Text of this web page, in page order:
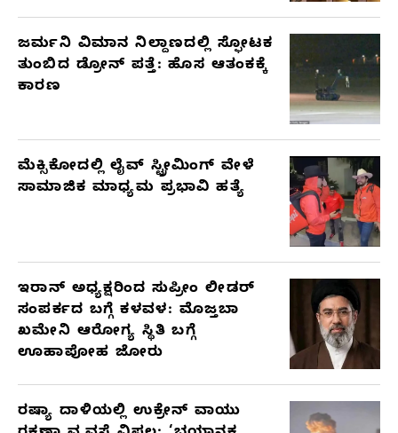
ಜರ್ಮನಿ ವಿಮಾನ ನಿಲ್ದಾಣದಲ್ಲಿ ಸ್ಫೋಟಕ
ತುಂಬಿದ ಡ್ರೋನ್ ಪತ್ತೆ: ಹೊಸ ಆತಂಕಕ್ಕೆ
ಕಾರಣ
ಮೆಕ್ಸಿಕೋದಲ್ಲಿ ಲೈವ್ ಸ್ಟ್ರೀಮಿಂಗ್ ವೇಳೆ
ಸಾಮಾಜಿಕ ಮಾಧ್ಯಮ ಪ್ರಭಾವಿ ಹತ್ಯೆ
ಇರಾನ್ ಅಧ್ಯಕ್ಷರಿಂದ ಸುಪ್ರೀಂ ಲೀಡರ್
ಸಂಪರ್ಕದ ಬಗ್ಗೆ ಕಳವಳ: ಮೊಜ್ತಬಾ
ಖಮೇನಿ ಆರೋಗ್ಯ ಸ್ಥಿತಿ ಬಗ್ಗೆ
ಊಹಾಪೋಹ ಜೋರು
ರಷ್ಯಾ ದಾಳಿಯಲ್ಲಿ ಉಕ್ರೇನ್ ವಾಯು